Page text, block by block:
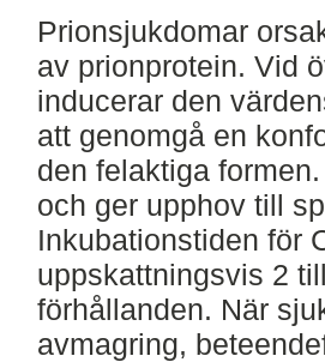
Prionsjukdomar
av prionprotein. Vid
inducerar den
att genomgå en
den felaktiga
och ger upphov till
Inkubationstiden för
uppskattningsvis 2
förhållanden. När
avmagring,